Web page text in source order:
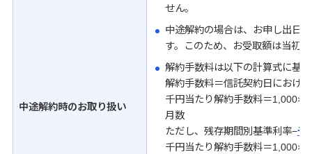
中途解約時のお取り扱い
せん。
中途解約の場合は、お申し出日
す。このため、お受取額は当初
解約手数料は以下の計算式に基
解約手数料＝信託契約日におけ
千円当たり解約手数料＝
月数
ただし、残存期間別基準利率−予
千円当たり解約手数料＝